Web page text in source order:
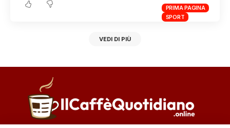
PRIMA PAGINA
SPORT
VEDI DI PIÙ